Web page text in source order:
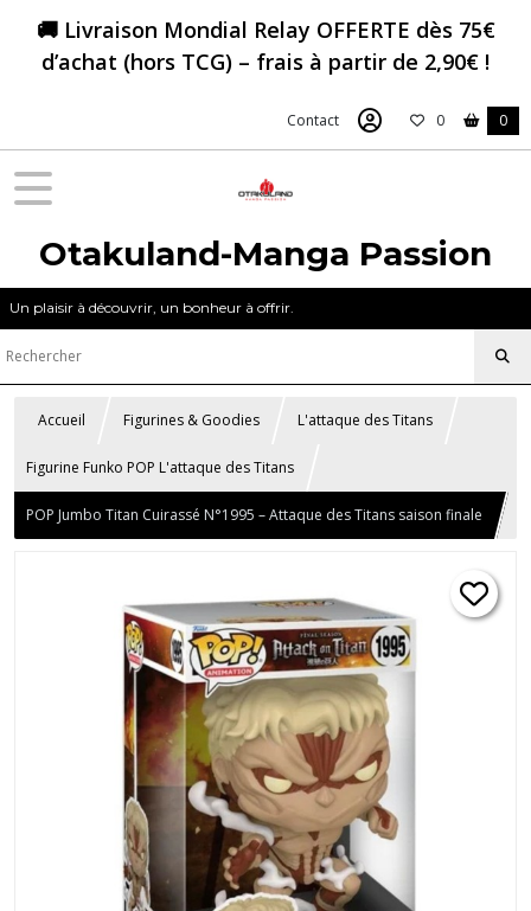
🚚 Livraison Mondial Relay OFFERTE dès 75€
d’achat (hors TCG) – frais à partir de 2,90€ !
Contact 0 0
Otakuland-Manga Passion
Un plaisir à découvrir, un bonheur à offrir.
Accueil Figurines & Goodies L'attaque des Titans
Figurine Funko POP L'attaque des Titans
POP Jumbo Titan Cuirassé N°1995 – Attaque des Titans saison finale